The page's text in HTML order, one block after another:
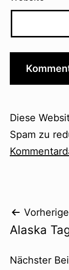
Diese
Spam zu
Alaska
Nächster